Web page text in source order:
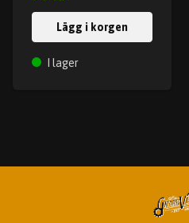
Lägg i korgen
I lager